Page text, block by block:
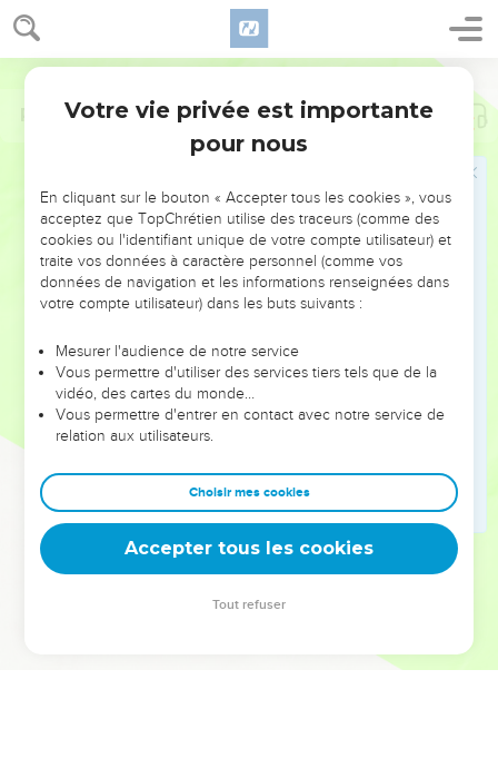
NE MANQUEZ PAS L’ÉVÉNEMENT
DE L’ANNÉE !
ET SI LEURS ERREURS POUVAIENT VOUS ÉVITER LES
VOTRES ?
leur foi ou leur vision. Mais on voit moins les doutes, les erreurs
et les saisons difficiles qu'ils ont traversés, alors même que ce
sont elles qui les ont façonnés.
Dans cette conférence, leaders, entrepreneurs, et responsables
clés pour avancer avec plus de sagesse afin que leurs erreurs
deviennent vos tremplins. Que vous guidiez un ministère, une
équipe, un groupe ou une famille, leur expérience est faite
Psaumes 23
Votre vie privée est importante
pour nous
En cliquant sur le bouton « Accepter tous les cookies », vous
acceptez que TopChrétien utilise des traceurs (comme des
cookies ou l'identifiant unique de votre compte utilisateur) et
traite vos données à caractère personnel (comme vos
données de navigation et les informations renseignées dans
votre compte utilisateur) dans les buts suivants :
Mesurer l'audience de notre service
Vous permettre d'utiliser des services tiers tels que de la
vidéo, des cartes du monde…
Vous permettre d'entrer en contact avec notre service de
relation aux utilisateurs.
Choisir mes cookies
Accepter tous les cookies
Tout refuser